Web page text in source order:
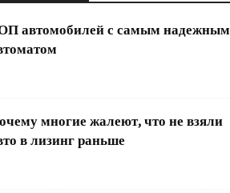
автомобилей с самым надежным
многие жалеют, что не взяли
в лизинг раньше